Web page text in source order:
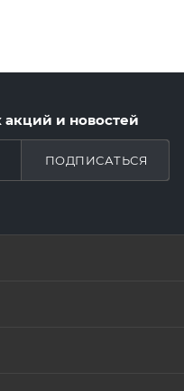
акций и новостей
ПОДПИСАТЬСЯ